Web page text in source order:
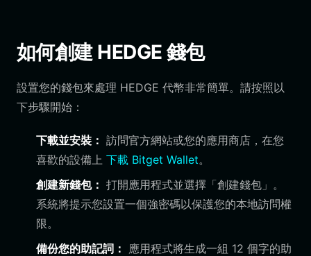
如何創建 HEDGE 錢包
設置您的錢包來處理 HEDGE 代幣非常簡單。請按照以
下步驟開始：
下載並安裝： 訪問官方網站或您的應用商店，在您
喜歡的設備上 下載 Bitget Wallet。
創建新錢包： 打開應用程式並選擇「創建錢包」。
系統將提示您設置一個強密碼以保護您的本地訪問權
限。
備份您的助記詞： 應用程式將生成一組 12 個字的助